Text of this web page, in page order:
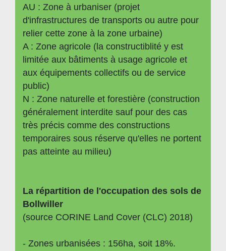
AU : Zone à urbaniser (projet
d'infrastructures de transports ou autre pour
relier cette zone à la zone urbaine)
A : Zone agricole (la constructiblité y est
limitée aux bâtiments à usage agricole et
aux équipements collectifs ou de service
public)
N : Zone naturelle et forestière (construction
généralement interdite sauf pour des cas
très précis comme des constructions
temporaires sous réserve qu'elles ne portent
pas atteinte au milieu)
La répartition de l'occupation des sols de
Bollwiller
(source CORINE Land Cover (CLC) 2018)
- Zones urbanisées : 156ha, soit 18%.